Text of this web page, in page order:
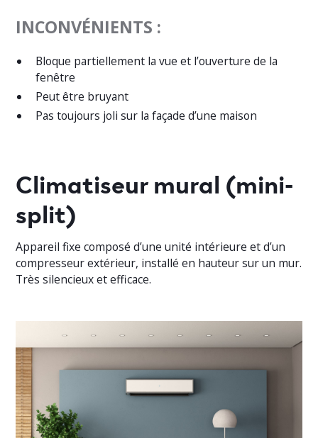
INCONVÉNIENTS :
Bloque partiellement la vue et l’ouverture de la
fenêtre
Peut être bruyant
Pas toujours joli sur la façade d’une maison
Climatiseur mural (mini-
split)
Appareil fixe composé d’une unité intérieure et d’un
compresseur extérieur, installé en hauteur sur un mur.
Très silencieux et efficace.